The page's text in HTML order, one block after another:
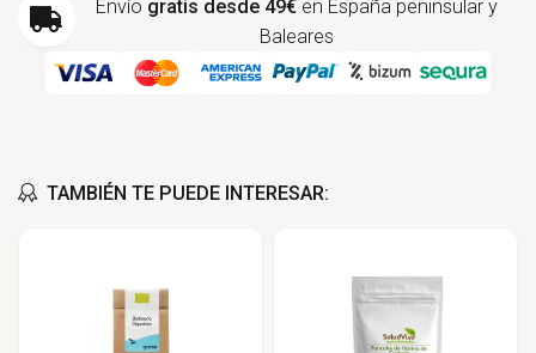
Envío gratis desde 49€ en España peninsular y
Baleares
TAMBIÉN TE PUEDE INTERESAR: